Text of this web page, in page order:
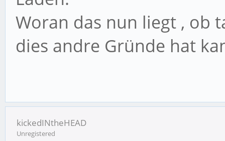
Woran das nun liegt , ob
dies andre Gründe hat
kickedINtheHEAD
Unregistered